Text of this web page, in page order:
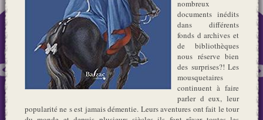
nombreux
documents inédits
dans différents
fonds d archives et
de bibliothèques
nous réserve bien
des surprises?! Les
mousquetaires
continuent à faire
parler d eux, leur
popularité ne s est jamais démentie. Leurs aventures ont fait le tour